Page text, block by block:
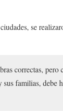
se
correctas,
familias,